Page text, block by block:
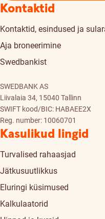
Kontaktid
Kontaktid, esindused ja
Aja broneerimine
Swedbankist
SWEDBANK AS
Liivalaia 34, 15040 Tallinn
SWIFT kood/BIC: HABAEE2X
Reg. number: 10060701
Kasulikud lingid
Turvalised rahaasjad
Jätkusuutlikkus
Eluringi küsimused
Kalkulaatorid